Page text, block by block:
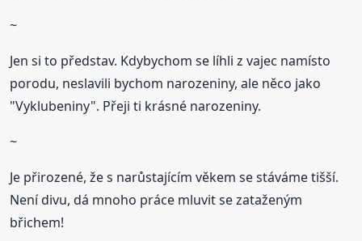
~
Jen si to představ. Kdybychom se líhli z vajec namísto
porodu, neslavili bychom narozeniny, ale něco jako
"Vyklubeniny". Přeji ti krásné narozeniny.
~
Je přirozené, že s narůstajícím věkem se stáváme tišší.
Není divu, dá mnoho práce mluvit se zataženým
břichem!